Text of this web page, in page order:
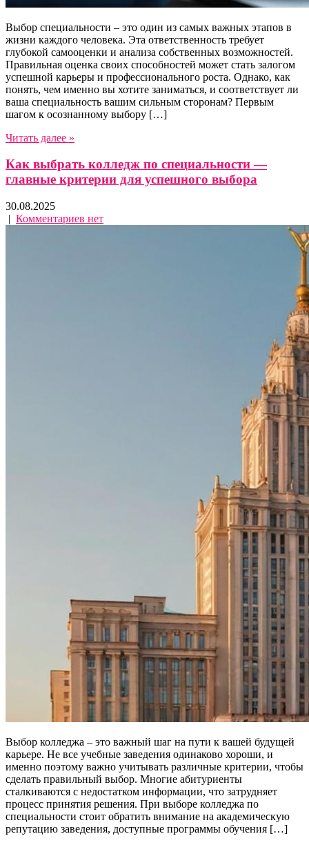
Выбор специальности – это один из самых важных этапов в
жизни каждого человека. Эта ответственность требует
глубокой самооценки и анализа собственных возможностей.
Правильная оценка своих способностей может стать залогом
успешной карьеры и профессионального роста. Однако, как
понять, чем именно вы хотите заниматься, и соответствует ли
ваша специальность вашим сильным сторонам? Первым
шагом к осознанному выбору […]
Читать далее »
Как выбрать колледж по специальности —
главные критерии для успешного выбора
30.08.2025
| Комментариев нет
Выбор колледжа – это важный шаг на пути к вашей будущей
карьере. Не все учебные заведения одинаково хороши, и
именно поэтому важно учитывать различные критерии, чтобы
сделать правильный выбор. Многие абитуриенты
сталкиваются с недостатком информации, что затрудняет
процесс принятия решения. При выборе колледжа по
специальности стоит обратить внимание на академическую
репутацию заведения, доступные программы обучения […]